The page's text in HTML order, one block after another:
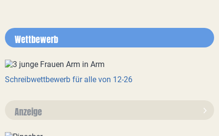
Wettbewerb
Schreibwettbewerb für alle von 12-26
Anzeige